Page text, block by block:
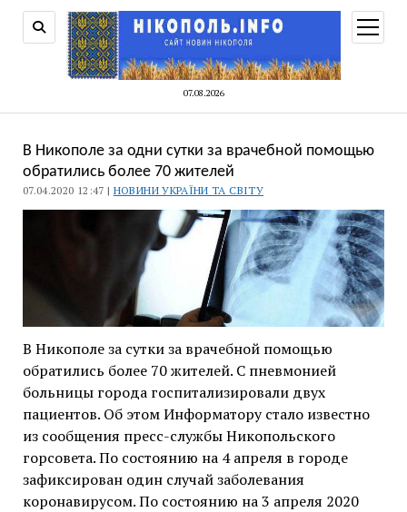
07.08.2026
меню
В Никополе за одни сутки за врачебной помощью
обратились более 70 жителей
07.04.2020 12:47 | НОВИНИ УКРАЇНИ ТА СВІТУ
В Никополе за сутки за врачебной помощью
обратились более 70 жителей. С пневмонией
больницы города госпитализировали двух
пациентов. Об этом Информатору стало известно
из сообщения пресс-службы Никопольского
горсовета. По состоянию на 4 апреля в городе
зафиксирован один случай заболевания
коронавирусом. По состоянию на 3 апреля 2020